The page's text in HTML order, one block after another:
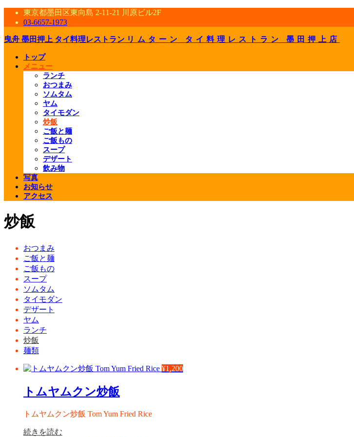
東京都墨田区東向島 2-11-21 川原ビル2F
03-6657-1973
曳舟 墨田押上 タイ料理レストラン リムターン タイ料理レストラン 墨田押上店
トップ
メニュー
ランチ
おつまみ
ソムタム
ヤム
タイモダン
炒飯
ご飯と麺
ご飯もの
スープ
デザート
飲み物
写真
お知らせ
アクセス
炒飯
おつまみ
ご飯と麺
ご飯もの
スープ
ソムタム
タイモダン
デザート
ヤム
ランチ
炒飯
麺類
¥1,200
トムヤムクン炒飯
トムヤムクン炒飯 Tom Yum Fried Rice
続きを読む